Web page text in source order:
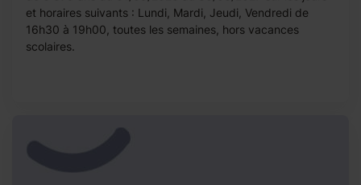
et horaires suivants : Lundi, Mardi, Jeudi, Vendredi de
16h30 à 19h00, toutes les semaines, hors vacances
scolaires.